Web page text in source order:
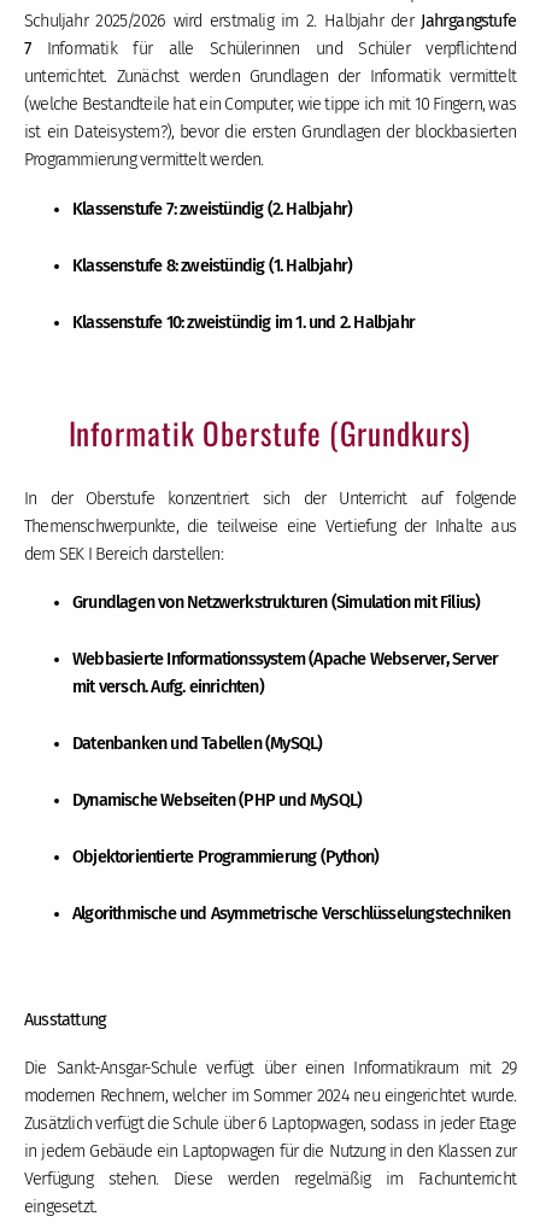
Schuljahr 2025/2026 wird erstmalig im 2. Halbjahr der Jahrgangstufe
7Informatik für alle Schülerinnen und Schüler verpflichtend
unterrichtet. Zunächst werden Grundlagen der Informatik vermittelt
(welche Bestandteile hat ein Computer, wie tippe ich mit 10 Fingern, was
ist ein Dateisystem?), bevor die ersten Grundlagen der blockbasierten
Programmierung vermittelt werden.
Klassenstufe 7: zweistündig (2. Halbjahr)
Klassenstufe 8: zweistündig (1. Halbjahr)
Klassenstufe 10: zweistündig im 1. und 2. Halbjahr
Informatik Oberstufe (Grundkurs)
In der Oberstufe konzentriert sich der Unterricht auf folgende
Themenschwerpunkte, die teilweise eine Vertiefung der Inhalte aus
dem SEK I Bereich darstellen:
Grundlagen von Netzwerkstrukturen (Simulation mit Filius)
Webbasierte Informationssystem (Apache Webserver, Server
mit versch. Aufg. einrichten)
Datenbanken und Tabellen (MySQL)
Dynamische Webseiten (PHP und MySQL)
Objektorientierte Programmierung (Python)
Algorithmische und Asymmetrische Verschlüsselungstechniken
Ausstattung
Die Sankt-Ansgar-Schule verfügt über einen Informatikraum mit 29
modernen Rechnern, welcher im Sommer 2024 neu eingerichtet wurde.
Zusätzlich verfügt die Schule über 6 Laptopwagen, sodass in jeder Etage
in jedem Gebäude ein Laptopwagen für die Nutzung in den Klassen zur
Verfügung stehen. Diese werden regelmäßig im Fachunterricht
eingesetzt.